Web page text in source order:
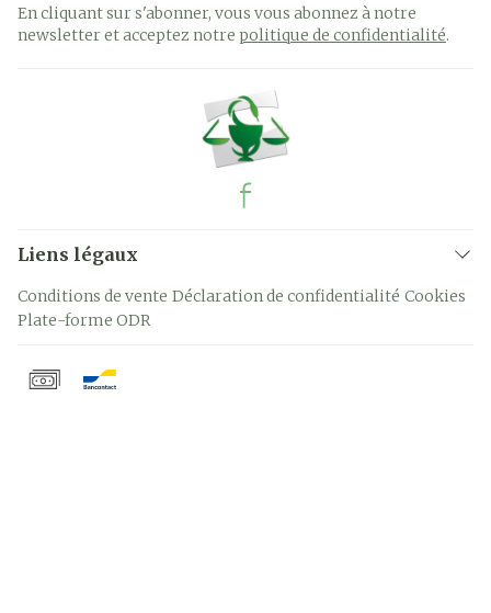
En cliquant sur s'abonner, vous vous abonnez à notre
newsletter et acceptez notre politique de confidentialité.
Liens légaux
Conditions de vente Déclaration de confidentialité Cookies
Plate-forme ODR